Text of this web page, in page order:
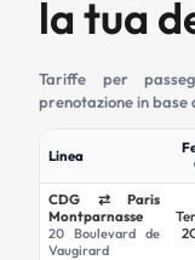
la tua
Tariffe per
prenotazione in base
Linea
CDG ⇄ Paris
Montparnasse
20 Boulevard de
Vaugirard